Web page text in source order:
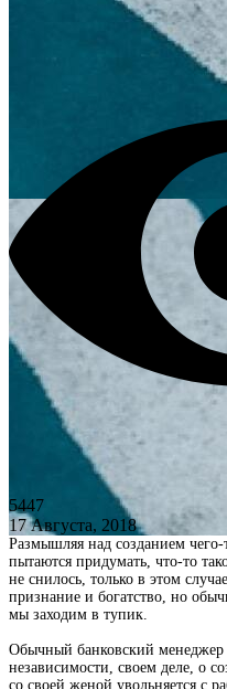
5447
17 Августа, 2018
Размышляя над созданием
пытаются придумать, что-то
не снилось, только в этом
признание и богатство, но
мы заходим в тупик.
Обычный банковский
независимости, своем деле, о
со своей женой увольняется с